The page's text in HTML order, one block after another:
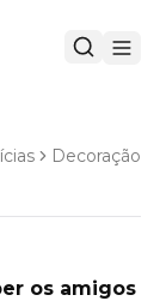
Decoração
os amigos